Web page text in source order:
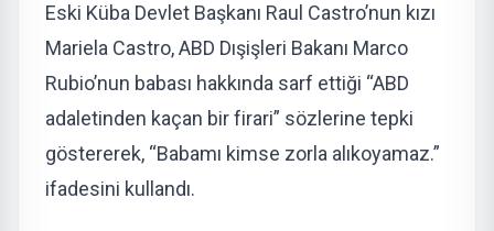
Eski Küba Devlet Başkanı Raul Castro’nun kızı
Mariela Castro, ABD Dışişleri Bakanı Marco
Rubio’nun babası hakkında sarf ettiği “ABD
adaletinden kaçan bir firari” sözlerine tepki
göstererek, “Babamı kimse zorla alıkoyamaz.”
ifadesini kullandı.